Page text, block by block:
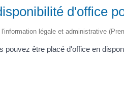
d'office
légale et administrative
pouvez être placé d'office en